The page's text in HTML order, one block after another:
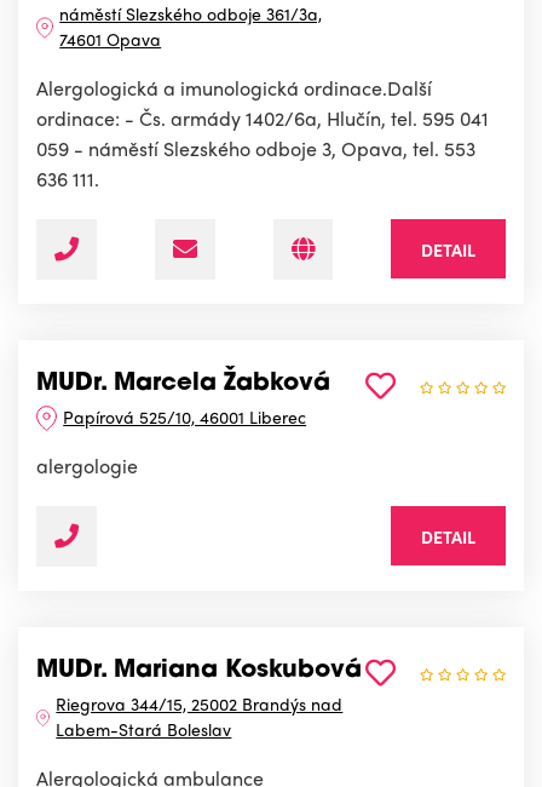
náměstí Slezského odboje 361/3a,
74601 Opava
Alergologická a imunologická ordinace.Další
ordinace: - Čs. armády 1402/6a, Hlučín, tel. 595 041
059 - náměstí Slezského odboje 3, Opava, tel. 553
636 111.
DETAIL
MUDr. Marcela Žabková
Papírová 525/10, 46001 Liberec
alergologie
DETAIL
MUDr. Mariana Koskubová
Riegrova 344/15, 25002 Brandýs nad
Labem-Stará Boleslav
Alergologická ambulance